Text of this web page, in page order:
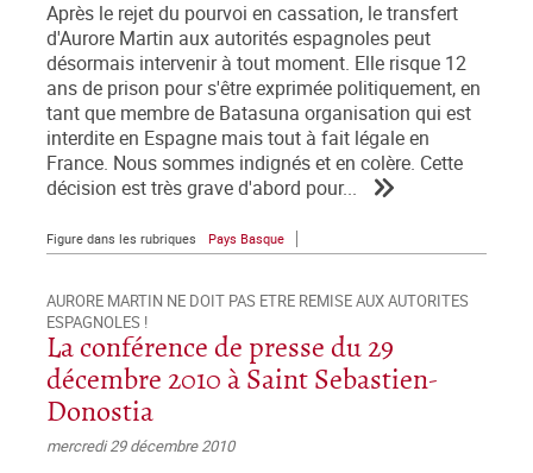
Après le rejet du pourvoi en cassation, le transfert
d'Aurore Martin aux autorités espagnoles peut
désormais intervenir à tout moment. Elle risque 12
ans de prison pour s'être exprimée politiquement, en
tant que membre de Batasuna organisation qui est
interdite en Espagne mais tout à fait légale en
France. Nous sommes indignés et en colère. Cette
décision est très grave d'abord pour...
Figure dans les rubriques Pays Basque
AURORE MARTIN NE DOIT PAS ETRE REMISE AUX AUTORITES
ESPAGNOLES !
La conférence de presse du 29
décembre 2010 à Saint Sebastien-
Donostia
mercredi 29 décembre 2010